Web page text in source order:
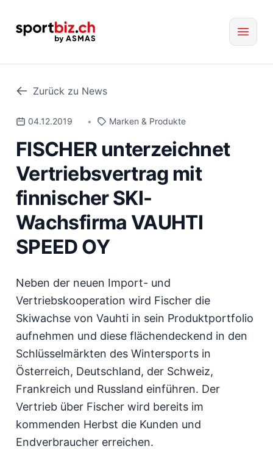
Zurück zu News
04.12.2019 • Marken & Produkte
FISCHER unterzeichnet
Vertriebsvertrag mit
finnischer SKI-
Wachsfirma VAUHTI
SPEED OY
Neben der neuen Import- und
Vertriebskooperation wird Fischer die
Skiwachse von Vauhti in sein Produktportfolio
aufnehmen und diese flächendeckend in den
Schlüsselmärkten des Wintersports in
Österreich, Deutschland, der Schweiz,
Frankreich und Russland einführen. Der
Vertrieb über Fischer wird bereits im
kommenden Herbst die Kunden und
Endverbraucher erreichen.